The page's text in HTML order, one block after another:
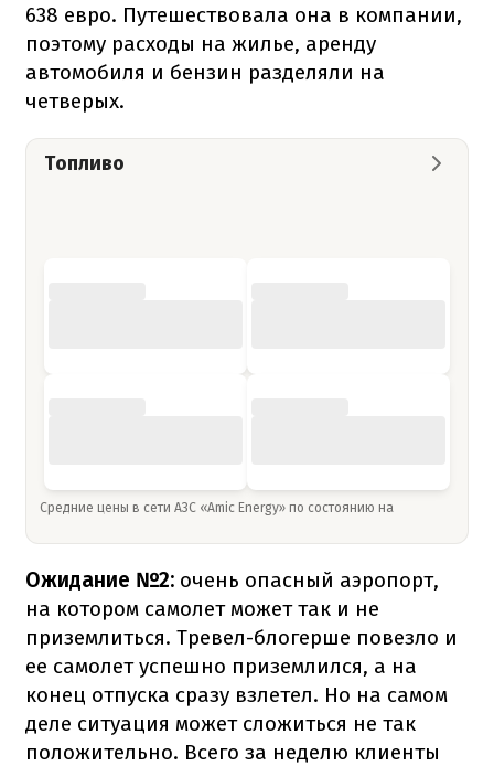
638 евро. Путешествовала она в компании,
поэтому расходы на жилье, аренду
автомобиля и бензин разделяли на
четверых.
Топливо
Средние цены в сети АЗС «Amic Energy» по состоянию на
Ожидание №2: очень опасный аэропорт,
на котором самолет может так и не
приземлиться. Тревел-блогерше повезло и
ее самолет успешно приземлился, а на
конец отпуска сразу взлетел. Но на самом
деле ситуация может сложиться не так
положительно. Всего за неделю клиенты